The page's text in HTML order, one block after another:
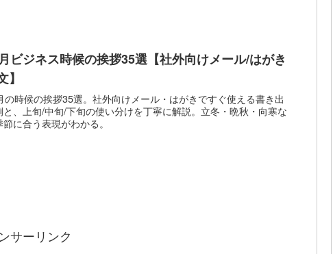
ビジネス時候の挨拶35選【社外向けメール/はがき
】
の時候の挨拶35選。社外向けメール・はがきですぐ使える書き出
と、上旬/中旬/下旬の使い分けを丁寧に解説。立冬・晩秋・向寒な
節に合う表現がわかる。
サーリンク